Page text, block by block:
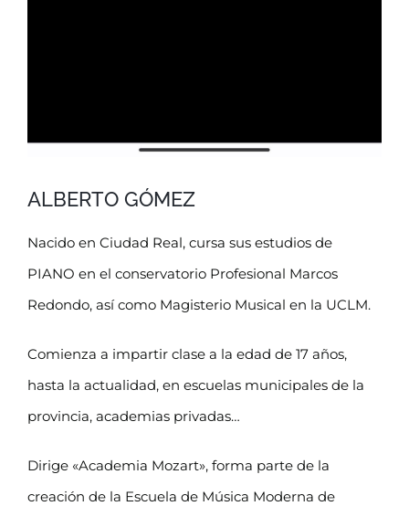
ALBERTO GÓMEZ
Nacido en Ciudad Real, cursa sus estudios de
PIANO en el conservatorio Profesional Marcos
Redondo, así como Magisterio Musical en la UCLM.
Comienza a impartir clase a la edad de 17 años,
hasta la actualidad, en escuelas municipales de la
provincia, academias privadas…
Dirige «Academia Mozart», forma parte de la
creación de la Escuela de Música Moderna de